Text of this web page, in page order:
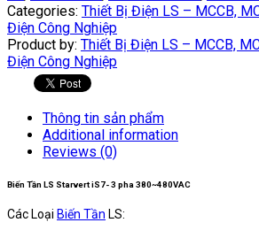
pha
380V
/
11kW
quantity
Categories: Thiết Bị Điện LS – MCCB,
Điện Công Nghiệp
Product by: Thiết Bị Điện LS – MCCB,
Điện Công Nghiệp
Thông tin sản phẩm
Additional information
Reviews (0)
Biến Tần LS Starvert iS7- 3 pha 380~480VAC
Các Loại Biến Tần LS: